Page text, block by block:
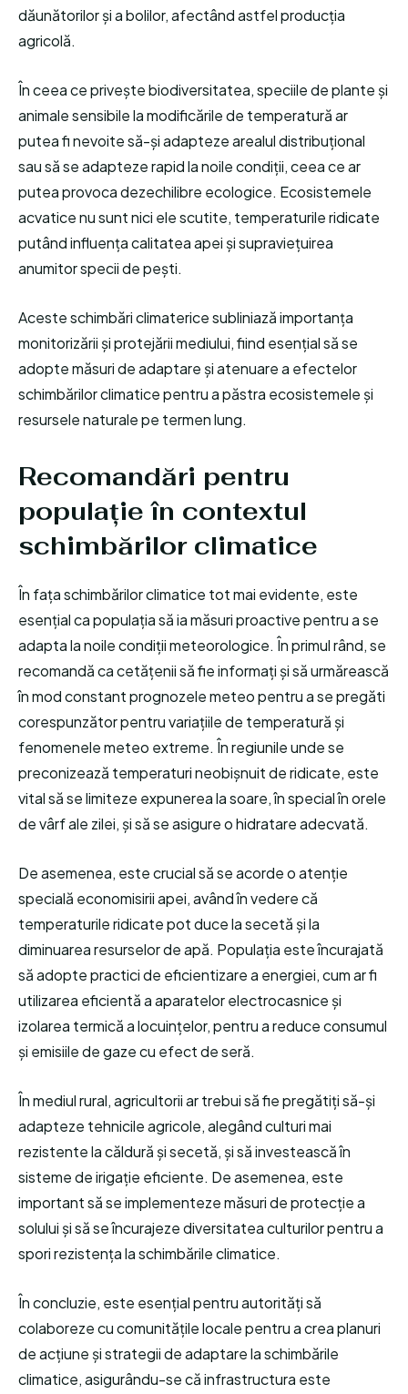
dăunătorilor și a bolilor, afectând astfel producția
agricolă.
În ceea ce privește biodiversitatea, speciile de plante și
animale sensibile la modificările de temperatură ar
putea fi nevoite să-și adapteze arealul distribuțional
sau să se adapteze rapid la noile condiții, ceea ce ar
putea provoca dezechilibre ecologice. Ecosistemele
acvatice nu sunt nici ele scutite, temperaturile ridicate
putând influența calitatea apei și supraviețuirea
anumitor specii de pești.
Aceste schimbări climaterice subliniază importanța
monitorizării și protejării mediului, fiind esențial să se
adopte măsuri de adaptare și atenuare a efectelor
schimbărilor climatice pentru a păstra ecosistemele și
resursele naturale pe termen lung.
Recomandări pentru
populație în contextul
schimbărilor climatice
În fața schimbărilor climatice tot mai evidente, este
esențial ca populația să ia măsuri proactive pentru a se
adapta la noile condiții meteorologice. În primul rând, se
recomandă ca cetățenii să fie informați și să urmărească
în mod constant prognozele meteo pentru a se pregăti
corespunzător pentru variațiile de temperatură și
fenomenele meteo extreme. În regiunile unde se
preconizează temperaturi neobișnuit de ridicate, este
vital să se limiteze expunerea la soare, în special în orele
de vârf ale zilei, și să se asigure o hidratare adecvată.
De asemenea, este crucial să se acorde o atenție
specială economisirii apei, având în vedere că
temperaturile ridicate pot duce la secetă și la
diminuarea resurselor de apă. Populația este încurajată
să adopte practici de eficientizare a energiei, cum ar fi
utilizarea eficientă a aparatelor electrocasnice și
izolarea termică a locuințelor, pentru a reduce consumul
și emisiile de gaze cu efect de seră.
În mediul rural, agricultorii ar trebui să fie pregătiți să-și
adapteze tehnicile agricole, alegând culturi mai
rezistente la căldură și secetă, și să investească în
sisteme de irigație eficiente. De asemenea, este
important să se implementeze măsuri de protecție a
solului și să se încurajeze diversitatea culturilor pentru a
spori rezistența la schimbările climatice.
În concluzie, este esențial pentru autorități să
colaboreze cu comunitățile locale pentru a crea planuri
de acțiune și strategii de adaptare la schimbările
climatice, asigurându-se că infrastructura este